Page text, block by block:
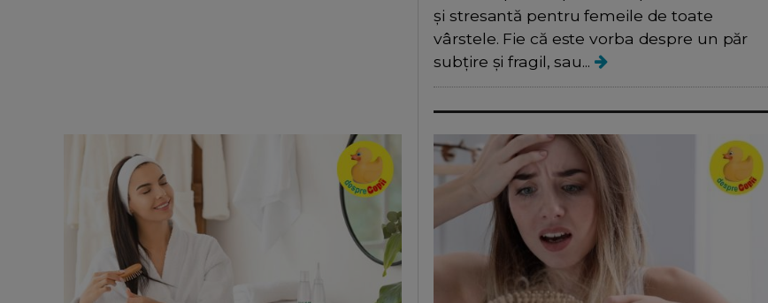
și stresantă pentru femeile de toate
vârstele. Fie că este vorba despre un păr
subțire și fragil, sau...